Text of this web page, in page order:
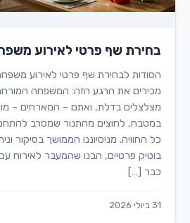
בחירת שף פרטי לאירוע
הסודות לבחירת שף פרטי לאירוע
מכירים את הרגע הזה: המשפחה
מצלצלים בדלת, ואתם – המארחים –
במטבח, לחוצים מהתנור שמסרב
כל החוויה. מניסיוננו הממושך בסיקור
בוטיק פרטיים, הבנו שהמעבר לאירוח
כבר […]
31 ביולי 2026